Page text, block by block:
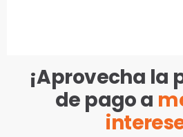
¡Aprovecha la
de pago a